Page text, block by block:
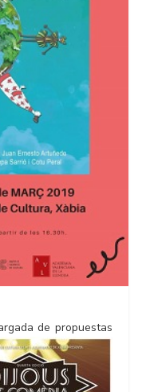
de propuestas